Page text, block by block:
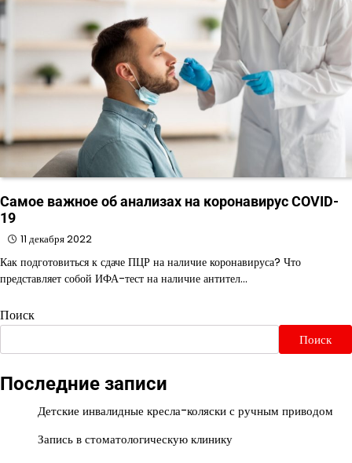
Самое важное об анализах на коронавирус COVID-
19
11 декабря 2022
Как подготовиться к сдаче ПЦР на наличие коронавируса? Что
представляет собой ИФА-тест на наличие антител…
Поиск
Поиск
Последние записи
Детские инвалидные кресла-коляски с ручным приводом
Запись в стоматологическую клинику